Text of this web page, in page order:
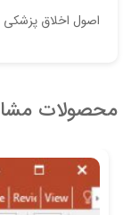
اصول اخلاق پزشکی
محصولات